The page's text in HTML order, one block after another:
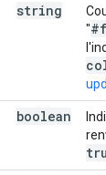
string
"
boolean